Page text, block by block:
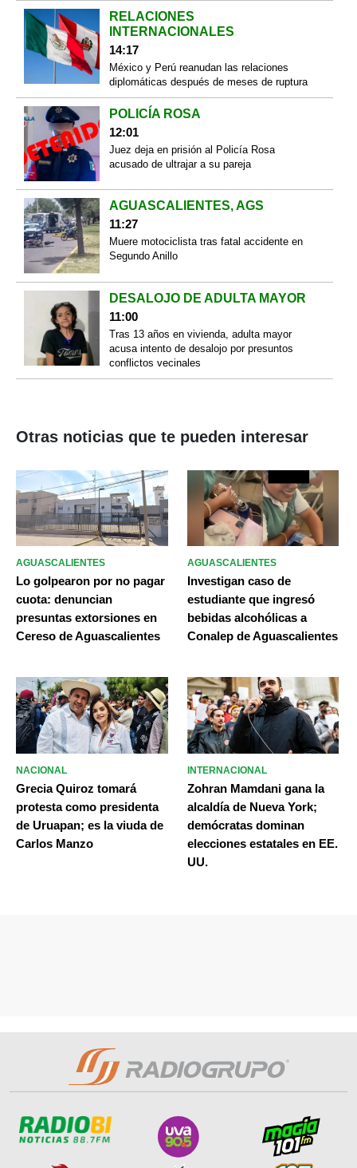
RELACIONES
INTERNACIONALES
14:17
México y Perú reanudan las relaciones
diplomáticas después de meses de ruptura
POLICÍA ROSA
12:01
Juez deja en prisión al Policía Rosa
acusado de ultrajar a su pareja
AGUASCALIENTES, AGS
11:27
Muere motociclista tras fatal accidente en
Segundo Anillo
DESALOJO DE ADULTA MAYOR
11:00
Tras 13 años en vivienda, adulta mayor
acusa intento de desalojo por presuntos
conflictos vecinales
Otras noticias que te pueden interesar
AGUASCALIENTES
Lo golpearon por no pagar
cuota: denuncian
presuntas extorsiones en
Cereso de Aguascalientes
AGUASCALIENTES
Investigan caso de
estudiante que ingresó
bebidas alcohólicas a
Conalep de Aguascalientes
NACIONAL
Grecia Quiroz tomará
protesta como presidenta
de Uruapan; es la viuda de
Carlos Manzo
INTERNACIONAL
Zohran Mamdani gana la
alcaldía de Nueva York;
demócratas dominan
elecciones estatales en EE.
UU.